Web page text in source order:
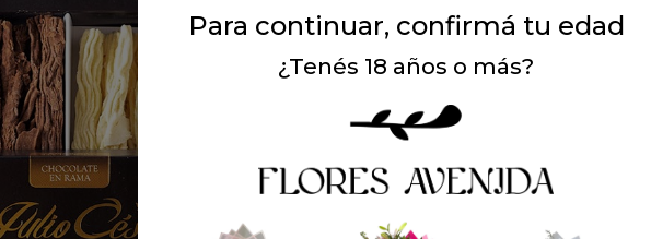
Chocolate en rama
Ideal para regalar en
Precio: $ 20.900 $
Para continuar, confirmá tu edad
¿Tenés 18 años o más?